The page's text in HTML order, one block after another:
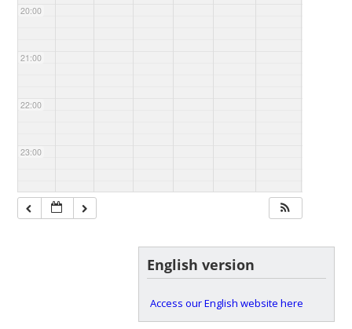
20:00
21:00
22:00
23:00
English version
Access our English website here